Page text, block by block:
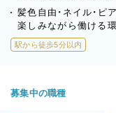
髪色自由・ネイル・
楽しみながら働ける
駅から徒歩5分以内
募集中の職種